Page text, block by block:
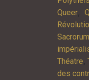
Queer,
Théatre,
des